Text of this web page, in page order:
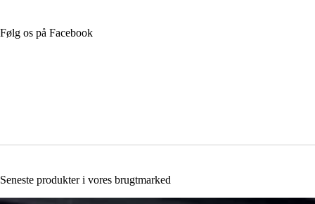
Følg os på Facebook
Seneste produkter i vores brugtmarked